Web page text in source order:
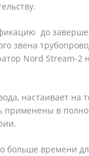
до
звена
Nord Stream-2
настаивает на
применены в
больше времени